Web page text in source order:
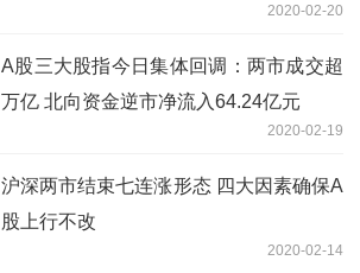
2020-02-20
A股三大股指今日集体回调：两市成交超
万亿 北向资金逆市净流入64.24亿元
2020-02-19
沪深两市结束七连涨形态 四大因素确保A
股上行不改
2020-02-14